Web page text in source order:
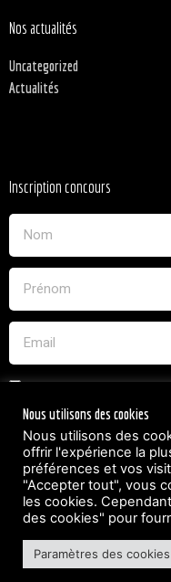
Nos actualités
Uncategorized
Actualités
Inscription concours
J'acceptes sans
et accepte d'être
qui en découle.
Nous utilisons des cookies
Nous utilisons des
offrir l'expérience la
préférences et vos
"Accepter tout", vous
les cookies.
des cookies" pour
Paramètres des cookies